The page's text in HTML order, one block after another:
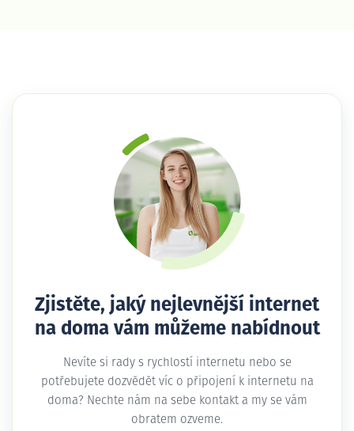
Zjistěte, jaký nejlevnější internet
na doma vám můžeme nabídnout
Nevíte si rady s rychlostí internetu nebo se
potřebujete dozvědět víc o připojení k internetu na
doma? Nechte nám na sebe kontakt a my se vám
obratem ozveme.